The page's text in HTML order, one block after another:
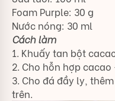
Foam Purple: 30 g
Nước nóng: 30 ml
Cách làm
1. Khuấy tan bột
2. Cho hỗn hợp
3. Cho đá đầy ly,
trên.